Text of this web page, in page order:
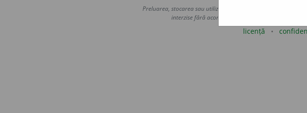
Preluarea, stocarea sau utilizarea datelor de pe acest site,
interzise fără acordul nostru prealabil scris, cu
licență